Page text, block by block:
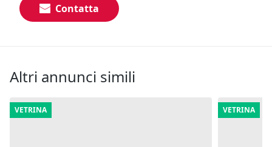
Contatta
Altri annunci simili
VETRINA VETRINA